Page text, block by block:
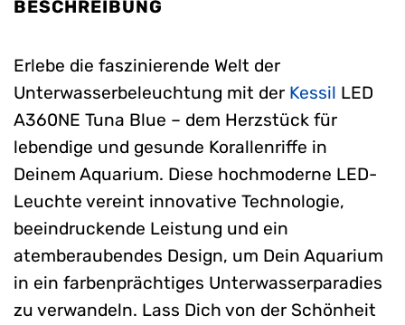
BESCHREIBUNG
Erlebe die faszinierende Welt der
Unterwasserbeleuchtung mit der Kessil LED
A360NE Tuna Blue – dem Herzstück für
lebendige und gesunde Korallenriffe in
Deinem Aquarium. Diese hochmoderne LED-
Leuchte vereint innovative Technologie,
beeindruckende Leistung und ein
atemberaubendes Design, um Dein Aquarium
in ein farbenprächtiges Unterwasserparadies
zu verwandeln. Lass Dich von der Schönheit